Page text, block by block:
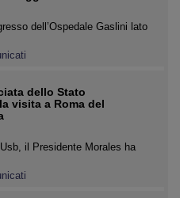
dell’Ospedale Gaslini lato
dello Stato
visita a Roma del
il Presidente Morales ha